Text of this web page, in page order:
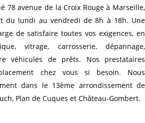
78 avenue de la Croix Rouge à Marseille,
du lundi au vendredi de 8h à 18h. Une
de satisfaire toutes vos exigences, en
vitrage, carrosserie, dépannage,
véhicules de prêts. Nos prestataires
chez vous si besoin. Nous
dans le 13ème arrondissement de
Plan de Cuques et Château-Gombert.